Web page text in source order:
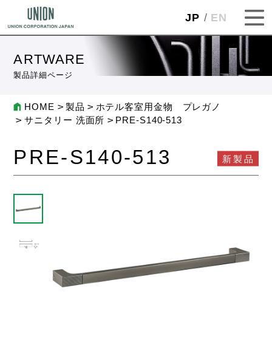
JP EN
ARTWARE
製品詳細ページ
HOME 製品
ホテル客室用金物 プレガノ
サニタリー 洗面所
PRE-S140-513
PRE-S140-513 新製品